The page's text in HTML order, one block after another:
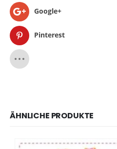
Google+
Pinterest
ÄHNLICHE PRODUKTE